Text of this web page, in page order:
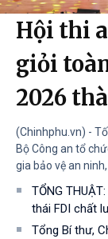
Hội thi
giỏi
2026
(Chinhphu.vn) -
Bộ Công an tổ
gia bảo vệ an ninh,
TỔNG
thái FDI chất
Tổng Bí thư,